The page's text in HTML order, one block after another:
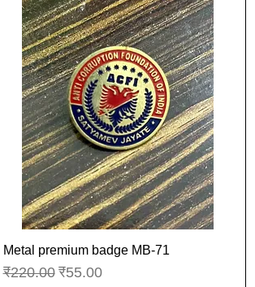
त्वरित दृश्य
Metal premium badge MB-71
नियमित मूल्य
₹220.00 बिक्री मूल्य
₹55.00